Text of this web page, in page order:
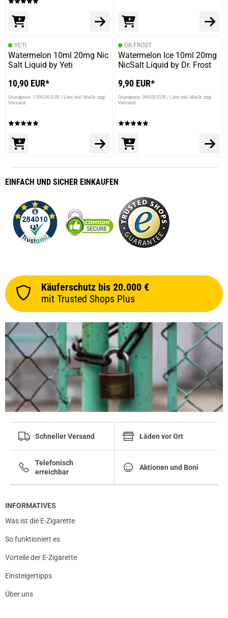
YETI
Watermelon 10ml 20mg Nic
Salt Liquid by Yeti
10,90 EUR*
Grundpreis: 1.090,00 EUR / Liter inkl. MwSt. zzgl.
Versand
DR.FROST
Watermelon Ice 10ml 20mg
NicSalt Liquid by Dr. Frost
9,90 EUR*
Grundpreis: 990,00 EUR / Liter inkl. MwSt. zzgl.
Versand
EINFACH UND SICHER EINKAUFEN
Käuferschutz bis 20.000 €
mit Trusted Shops Plus
Schneller Versand Läden vor Ort
Telefonisch
erreichbar
Aktionen und Boni
INFORMATIVES
Was ist die E-Zigarette
So funktioniert es
Vorteile der E-Zigarette
Einsteigertipps
Über uns